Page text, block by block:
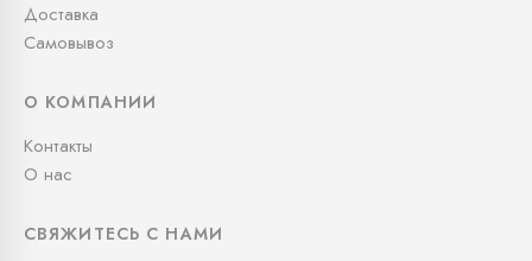
Доставка
Самовывоз
О КОМПАНИИ
Контакты
О нас
СВЯЖИТЕСЬ С НАМИ